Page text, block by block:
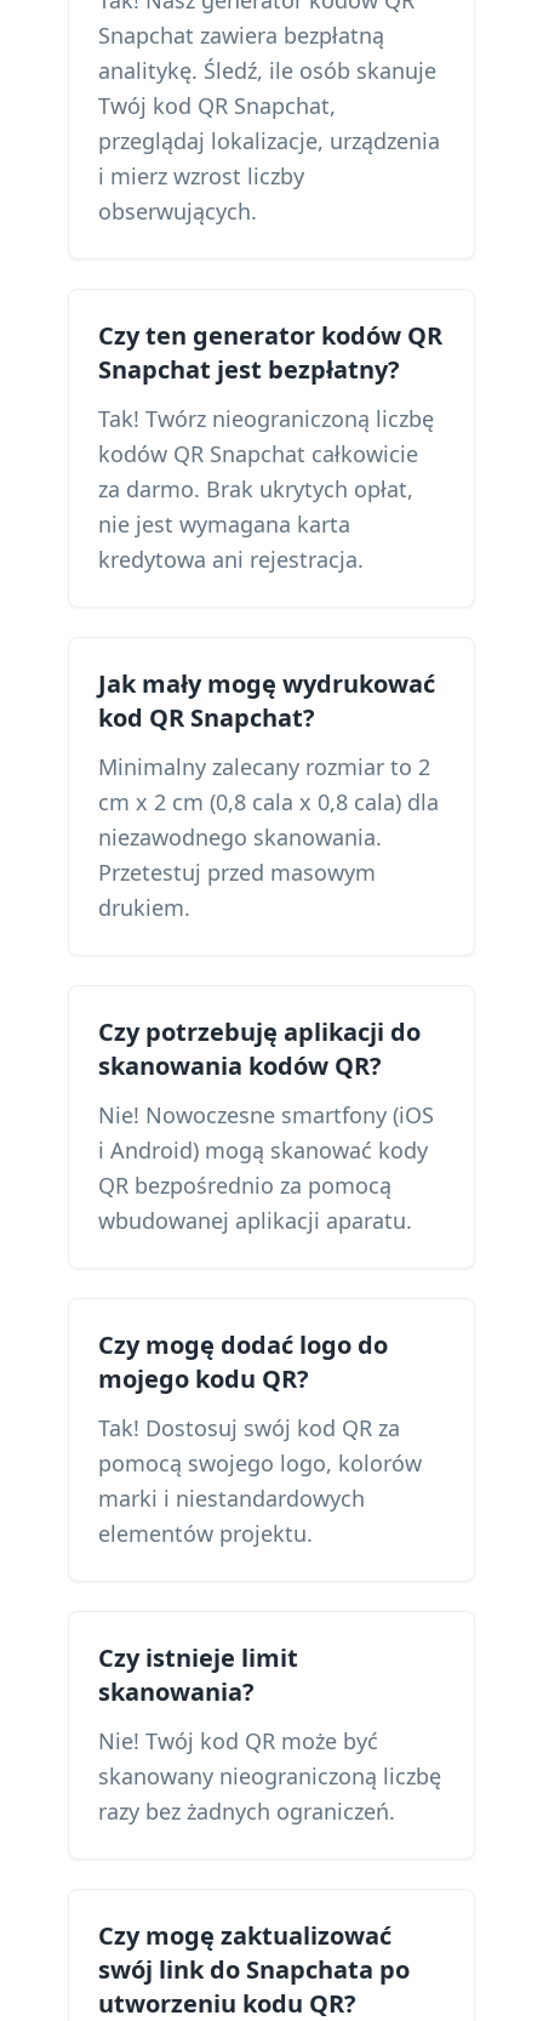
Snapchat zawiera bezpłatną
analitykę. Śledź, ile osób skanuje
Twój kod QR Snapchat,
przeglądaj lokalizacje, urządzenia
i mierz wzrost liczby
obserwujących.
Czy ten generator kodów QR
Snapchat jest bezpłatny?
Tak! Twórz nieograniczoną liczbę
kodów QR Snapchat całkowicie
za darmo. Brak ukrytych opłat,
nie jest wymagana karta
kredytowa ani rejestracja.
Jak mały mogę wydrukować
kod QR Snapchat?
Minimalny zalecany rozmiar to 2
cm x 2 cm (0,8 cala x 0,8 cala) dla
niezawodnego skanowania.
Przetestuj przed masowym
drukiem.
Czy potrzebuję aplikacji do
skanowania kodów QR?
Nie! Nowoczesne smartfony (iOS
i Android) mogą skanować kody
QR bezpośrednio za pomocą
wbudowanej aplikacji aparatu.
Czy mogę dodać logo do
mojego kodu QR?
Tak! Dostosuj swój kod QR za
pomocą swojego logo, kolorów
marki i niestandardowych
elementów projektu.
Czy istnieje limit
skanowania?
Nie! Twój kod QR może być
skanowany nieograniczoną liczbę
razy bez żadnych ograniczeń.
Czy mogę zaktualizować
swój link do Snapchata po
utworzeniu kodu QR?